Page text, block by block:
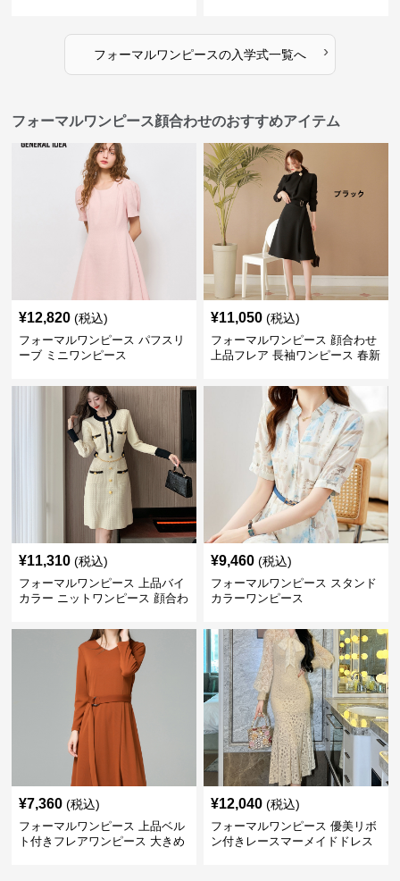
フォーマルワンピースの入学式一覧へ ›
フォーマルワンピース顔合わせのおすすめアイテム
¥12,820 (税込)
フォーマルワンピース パフスリ
ーブ ミニワンピース
¥11,050 (税込)
フォーマルワンピース 顔合わせ
上品フレア 長袖ワンピース 春新
¥11,310 (税込)
フォーマルワンピース 上品バイ
カラー ニットワンピース 顔合わ
¥9,460 (税込)
フォーマルワンピース スタンド
カラーワンピース
¥7,360 (税込)
フォーマルワンピース 上品ベル
ト付きフレアワンピース 大きめ
¥12,040 (税込)
フォーマルワンピース 優美リボ
ン付きレースマーメイドドレス